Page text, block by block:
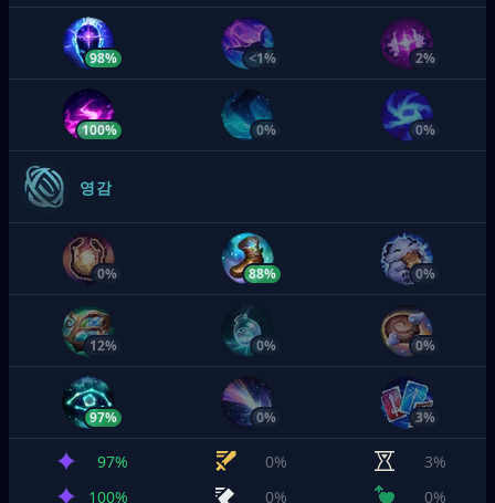
98% <1% 2%
100% 0% 0%
영감
0% 88% 0%
12% 0% 0%
97% 0% 3%
97% 0%
3%
100%
0% 0%